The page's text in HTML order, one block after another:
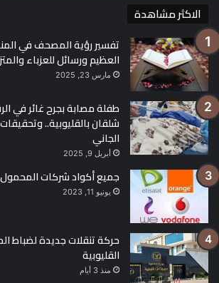
رموز التعليم في اليابان.
العملات المعدنية:
معادن مختلفة مثل الألومنيوم والنحاس والنيكل.
الين الياباني في السوق
يعد الين الياباني من أهم العملات في أسواق
ويُستخدم كعملة احتياطية في العديد من الدول،
عملة الملاذ الآمن، إذ يلجأ إليها المستثمرون في
الاكثر مشاهدة
تفسير رؤية المصحف في
العظيم ورسائل للعزباء
مارس 23, 2025
طفلة مصابة بجرح غائر في
شلقان بالقليوبية..
الجاني
أبريل 9, 2025
جميع أكواد شركات
يونيو 11, 2023
حركة تنقلات جديدة لضباط
القليوبية
منذ 3 أيام